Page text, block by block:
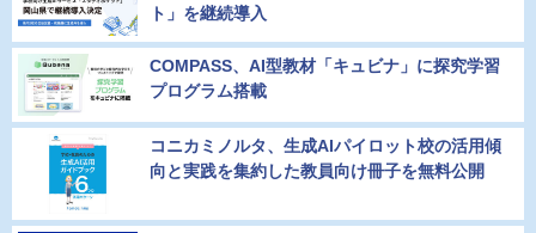
ト」を継続導入
COMPASS、AI型教材「キュビナ」に探究学習
プログラム搭載
コニカミノルタ、生成AIパイロット校の活用傾
向と実践を集約した教員向け冊子を無料公開